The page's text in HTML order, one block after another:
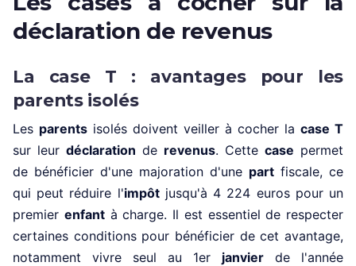
déclaration de revenus
La case T : avantages pour les
parents isolés
Les parents isolés doivent veiller à cocher la case T
sur leur déclaration de revenus. Cette case permet
de bénéficier d'une majoration d'une part fiscale, ce
qui peut réduire l'impôtjusqu'à 4 224 euros pour un
premier enfantà charge. Il est essentiel de respecter
certaines conditions pour bénéficier de cet avantage,
notamment vivre seul au 1er janvier de l'année